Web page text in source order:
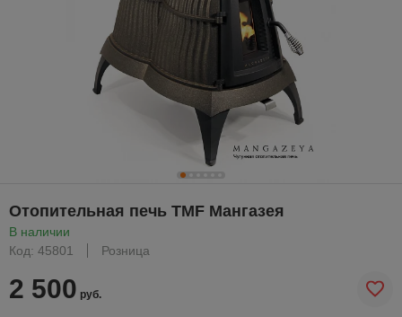
Отопительная печь TMF Мангазея
В наличии
Код: 45801
Розница
2 500 руб.